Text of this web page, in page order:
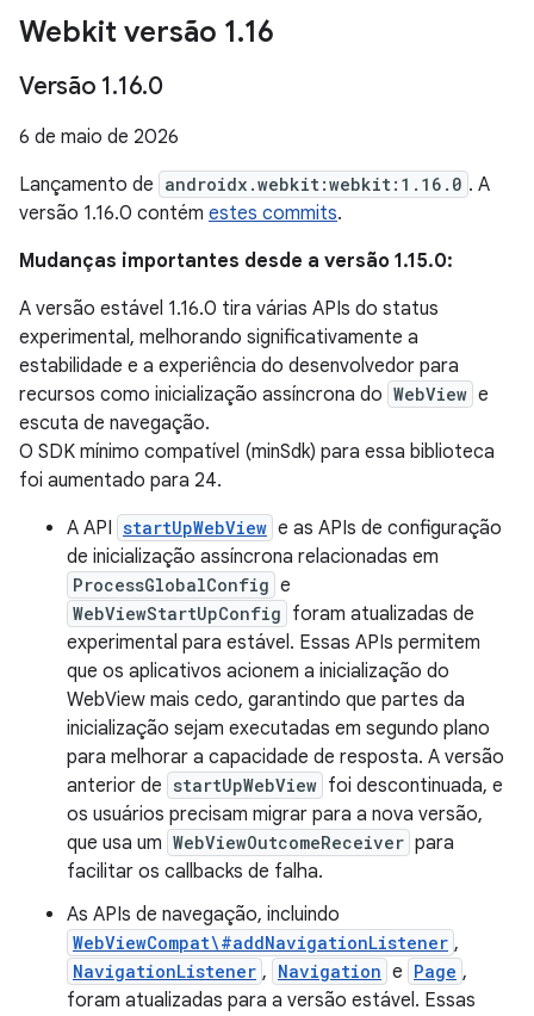
Webkit versão 1.16
Versão 1.16.0
6 de maio de 2026
Lançamento de androidx.webkit:webkit:1.16.0 . A
versão 1.16.0 contém estes commits.
Mudanças importantes desde a versão 1.15.0:
A versão estável 1.16.0 tira várias APIs do status
experimental, melhorando significativamente a
estabilidade e a experiência do desenvolvedor para
recursos como inicialização assíncrona do WebView e
escuta de navegação.
O SDK mínimo compatível (minSdk) para essa biblioteca
foi aumentado para 24.
A API startUpWebView e as APIs de configuração
de inicialização assíncrona relacionadas em
ProcessGlobalConfig e
WebViewStartUpConfig foram atualizadas de
experimental para estável. Essas APIs permitem
que os aplicativos acionem a inicialização do
WebView mais cedo, garantindo que partes da
inicialização sejam executadas em segundo plano
para melhorar a capacidade de resposta. A versão
anterior de startUpWebView foi descontinuada, e
os usuários precisam migrar para a nova versão,
que usa um WebViewOutcomeReceiver para
facilitar os callbacks de falha.
As APIs de navegação, incluindo
WebViewCompat\#addNavigationListener ,
NavigationListener , Navigation e Page ,
foram atualizadas para a versão estável. Essas